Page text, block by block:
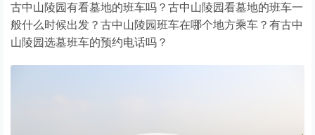
古中山陵园有看墓地的班车吗？古中山陵园看墓地的班车一
般什么时候出发？古中山陵园班车在哪个地方乘车？有古中
山陵园选墓班车的预约电话吗？